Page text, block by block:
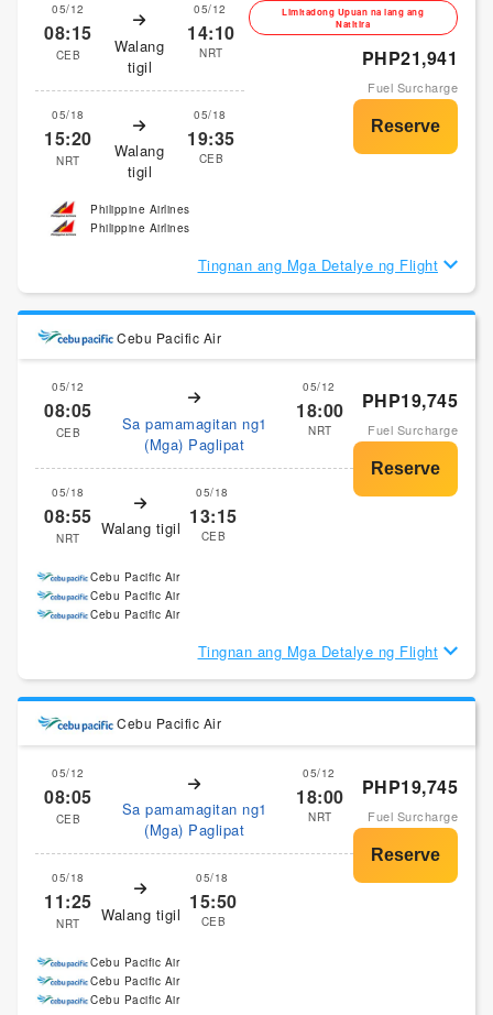
05/12
08:15
CEB
Walang
tigil
05/12
14:10
NRT
05/18
15:20
NRT
Walang
tigil
05/18
19:35
CEB
Limitadong Upuan na lang ang
Natitira
PHP21,941
Fuel Surcharge
Philippine Airlines
Philippine Airlines
Tingnan ang Mga Detalye ng Flight
Cebu Pacific Air
05/12
08:05
CEB
Sa pamamagitan ng1
(Mga) Paglipat
05/12
18:00
NRT
05/18
08:55
NRT Walang tigil
05/18
13:15
CEB
PHP19,745
Fuel Surcharge
Cebu Pacific Air
Cebu Pacific Air
Cebu Pacific Air
Tingnan ang Mga Detalye ng Flight
Cebu Pacific Air
05/12
08:05
CEB
Sa pamamagitan ng1
(Mga) Paglipat
05/12
18:00
NRT
05/18
11:25
NRT Walang tigil
05/18
15:50
CEB
PHP19,745
Fuel Surcharge
Cebu Pacific Air
Cebu Pacific Air
Cebu Pacific Air